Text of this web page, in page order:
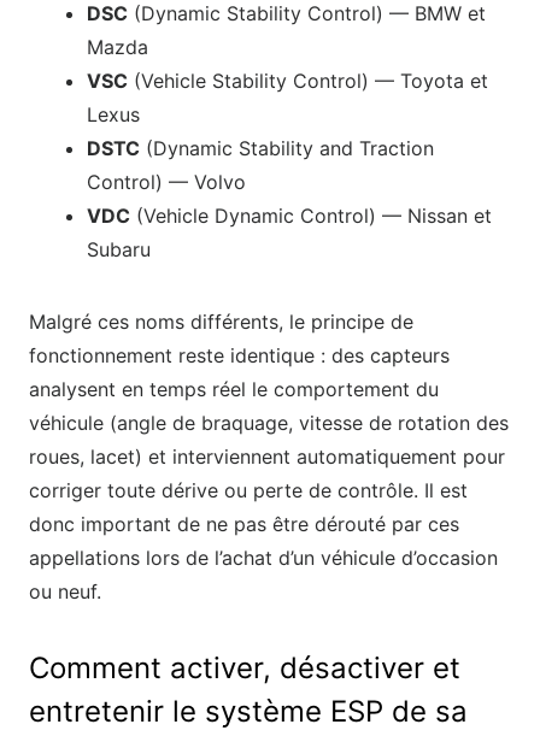
DSC (Dynamic Stability Control) — BMW et
Mazda
VSC (Vehicle Stability Control) — Toyota et
Lexus
DSTC (Dynamic Stability and Traction
Control) — Volvo
VDC (Vehicle Dynamic Control) — Nissan et
Subaru
Malgré ces noms différents, le principe de
fonctionnement reste identique : des capteurs
analysent en temps réel le comportement du
véhicule (angle de braquage, vitesse de rotation des
roues, lacet) et interviennent automatiquement pour
corriger toute dérive ou perte de contrôle. Il est
donc important de ne pas être dérouté par ces
appellations lors de l’achat d’un véhicule d’occasion
ou neuf.
Comment activer, désactiver et
entretenir le système ESP de sa